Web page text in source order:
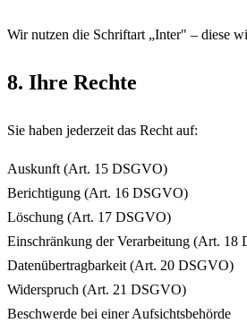
Wir nutzen die Schriftart „Inter" – diese
8. Ihre Rechte
Sie haben jederzeit das Recht auf:
Auskunft (Art. 15 DSGVO)
Berichtigung (Art. 16 DSGVO)
Löschung (Art. 17 DSGVO)
Einschränkung der Verarbeitung (Art. 18
Datenübertragbarkeit (Art. 20 DSGVO)
Widerspruch (Art. 21 DSGVO)
Beschwerde bei einer Aufsichtsbehörde